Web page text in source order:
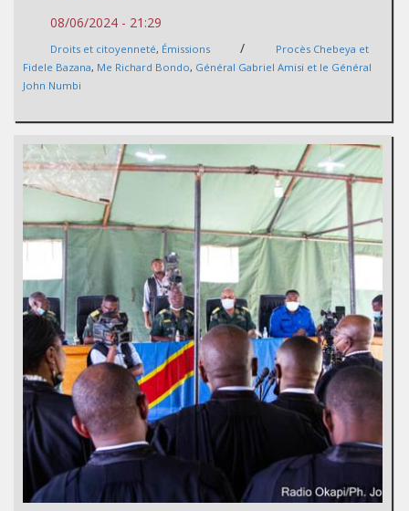
08/06/2024 - 21:29
Droits et citoyenneté, Émissions /
Procès Chebeya et
Fidele Bazana, Me Richard Bondo, Général Gabriel Amisi et le Général
John Numbi